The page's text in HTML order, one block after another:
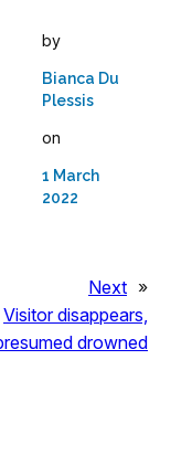
by
Bianca Du
Plessis
on
1 March
2022
Next »
Visitor disappears,
drowned